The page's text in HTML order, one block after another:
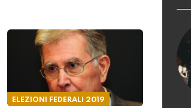
ELEZIONI FEDERALI 2019